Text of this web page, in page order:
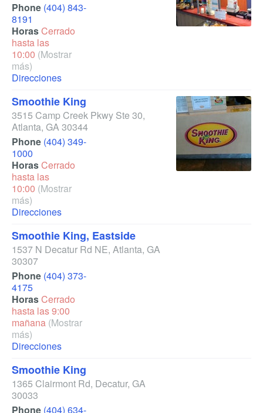
Phone (404) 843-
8191
HorasCerrado
hasta las
10:00 (Mostrar
más)
Direcciones
Smoothie King
3515 Camp Creek Pkwy Ste 30,
Atlanta, GA30344
Phone (404) 349-
1000
HorasCerrado
hasta las
10:00 (Mostrar
más)
Direcciones
Smoothie King, Eastside
1537 N Decatur Rd NE, Atlanta, GA
30307
Phone (404) 373-
4175
HorasCerrado
hasta las 9:00
mañana (Mostrar
más)
Direcciones
Smoothie King
1365 Clairmont Rd, Decatur, GA
30033
Phone (404) 634-